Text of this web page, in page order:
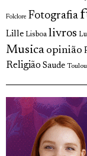
Folclore Fotografia
Lille Lisboa livros
Musica opinião
Religião Saude